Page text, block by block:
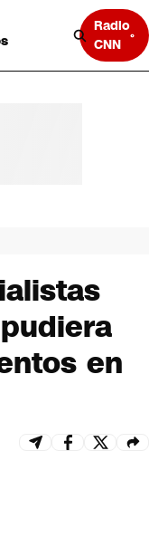
Radio
CNN
en